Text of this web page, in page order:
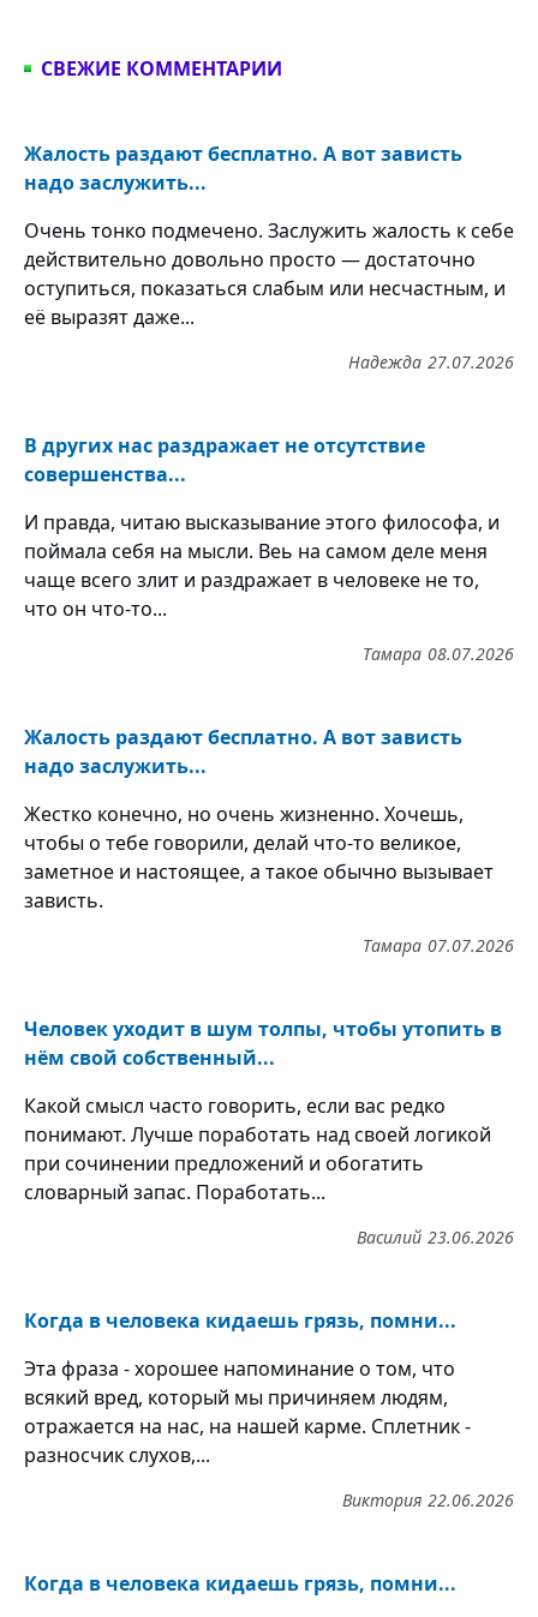
СВЕЖИЕ КОММЕНТАРИИ
Жалость раздают бесплатно. А вот зависть
надо заслужить...
Очень тонко подмечено. Заслужить жалость к себе
действительно довольно просто — достаточно
оступиться, показаться слабым или несчастным, и
её выразят даже...
27.07.2026
Надежда
В других нас раздражает не отсутствие
совершенства...
И правда, читаю высказывание этого философа, и
поймала себя на мысли. Веь на самом деле меня
чаще всего злит и раздражает в человеке не то,
что он что-то...
08.07.2026
Тамара
Жалость раздают бесплатно. А вот зависть
надо заслужить...
Жестко конечно, но очень жизненно. Хочешь,
чтобы о тебе говорили, делай что-то великое,
заметное и настоящее, а такое обычно вызывает
зависть.
07.07.2026
Тамара
Человек уходит в шум толпы, чтобы утопить в
нём свой собственный...
Какой смысл часто говорить, если вас редко
понимают. Лучше поработать над своей логикой
при сочинении предложений и обогатить
словарный запас. Поработать...
23.06.2026
Василий
Когда в человека кидаешь грязь, помни...
Эта фраза - хорошее напоминание о том, что
всякий вред, который мы причиняем людям,
отражается на нас, на нашей карме. Сплетник -
разносчик слухов,...
22.06.2026
Виктория
Когда в человека кидаешь грязь, помни...